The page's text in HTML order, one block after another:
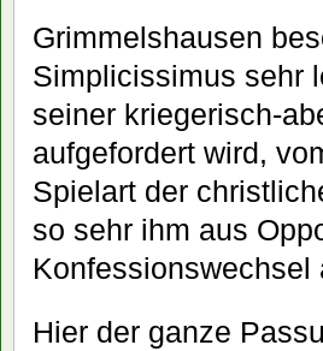
Grimmelshausen
Simplicissimus sehr
seiner kriegerisch-
aufgefordert wird,
Spielart der
so sehr ihm aus
Hier der ganze